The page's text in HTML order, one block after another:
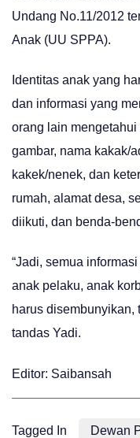
Undang No.11/2012
Anak (UU SPPA).
Identitas anak yang
dan informasi yang
orang lain
gambar, nama kakak/
kakek/nenek, dan
rumah, alamat desa,
diikuti, dan benda-
“Jadi, semua
anak pelaku, anak
harus disembunyikan,
tandas Yadi.
Editor: Saibansah
Tagged In Dewan